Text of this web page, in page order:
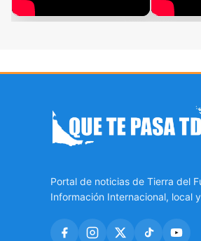
Portal de noticias de Tierra del
Información Internacional, local